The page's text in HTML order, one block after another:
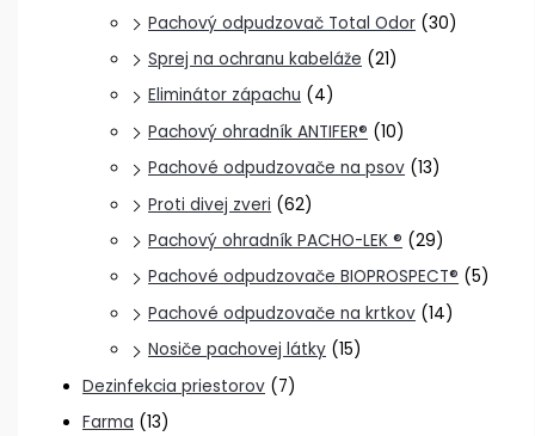
Pachový odpudzovač Total Odor (30)
Sprej na ochranu kabeláže (21)
Eliminátor zápachu (4)
Pachový ohradník ANTIFER® (10)
Pachové odpudzovače na psov (13)
Proti divej zveri (62)
Pachový ohradník PACHO-LEK ® (29)
Pachové odpudzovače BIOPROSPECT® (5)
Pachové odpudzovače na krtkov (14)
Nosiče pachovej látky (15)
Dezinfekcia priestorov (7)
Farma (13)